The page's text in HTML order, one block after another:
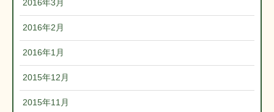
2016年3月
2016年2月
2016年1月
2015年12月
2015年11月